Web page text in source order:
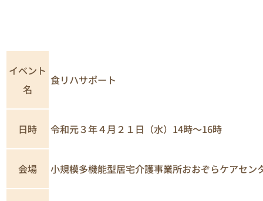
イベント
名
食リハサポート
日時 令和元３年４月２１日（水）14時～16時
会場 小規模多機能型居宅介護事業所おおぞらケアセン